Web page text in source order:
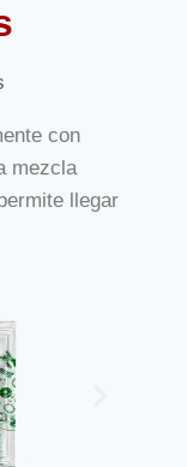
con
mezcla
llegar